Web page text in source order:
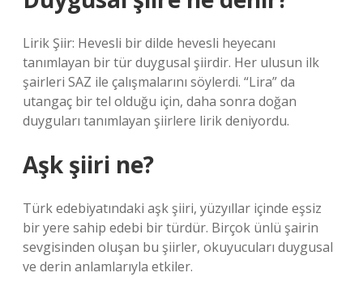
Lirik Şiir: Hevesli bir dilde hevesli heyecanı
tanımlayan bir tür duygusal şiirdir. Her ulusun ilk
şairleri SAZ ile çalışmalarını söylerdi. “Lira” da
utangaç bir tel olduğu için, daha sonra doğan
duyguları tanımlayan şiirlere lirik deniyordu.
Aşk şiiri ne?
Türk edebiyatındaki aşk şiiri, yüzyıllar içinde eşsiz
bir yere sahip edebi bir türdür. Birçok ünlü şairin
sevgisinden oluşan bu şiirler, okuyucuları duygusal
ve derin anlamlarıyla etkiler.